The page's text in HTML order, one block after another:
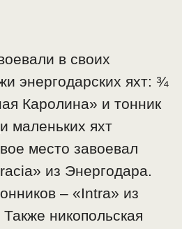
в своих
энергодарских яхт: ¾
Каролина» и тонник
маленьких яхт
место завоевал
из Энергодара.
– «Intra» из
никопольская